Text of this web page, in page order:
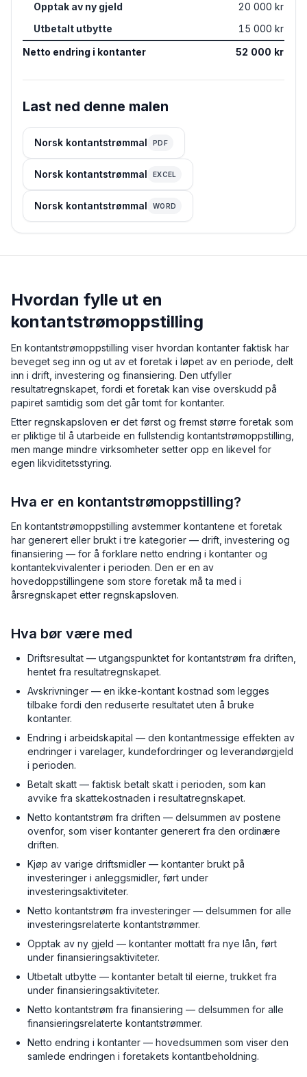
Opptak av ny gjeld
20 000 kr
Utbetalt utbytte
15 000 kr
Netto endring i kontanter
52 000 kr
Last ned denne malen
Norsk kontantstrømmal PDF
Norsk kontantstrømmal EXCEL
Norsk kontantstrømmal WORD
Hvordan fylle ut en
kontantstrømoppstilling
En kontantstrømoppstilling viser hvordan kontanter faktisk har
beveget seg inn og ut av et foretak i løpet av en periode, delt
inn i drift, investering og finansiering. Den utfyller
resultatregnskapet, fordi et foretak kan vise overskudd på
papiret samtidig som det går tomt for kontanter.
Etter regnskapsloven er det først og fremst større foretak som
er pliktige til å utarbeide en fullstendig kontantstrømoppstilling,
men mange mindre virksomheter setter opp en likevel for
egen likviditetsstyring.
Hva er en kontantstrømoppstilling?
En kontantstrømoppstilling avstemmer kontantene et foretak
har generert eller brukt i tre kategorier — drift, investering og
finansiering — for å forklare netto endring i kontanter og
kontantekvivalenter i perioden. Den er en av
hovedoppstillingene som store foretak må ta med i
årsregnskapet etter regnskapsloven.
Hva bør være med
Driftsresultat — utgangspunktet for kontantstrøm fra driften,
hentet fra resultatregnskapet.
Avskrivninger — en ikke-kontant kostnad som legges
tilbake fordi den reduserte resultatet uten å bruke
kontanter.
Endring i arbeidskapital — den kontantmessige effekten av
endringer i varelager, kundefordringer og leverandørgjeld
i perioden.
Betalt skatt — faktisk betalt skatt i perioden, som kan
avvike fra skattekostnaden i resultatregnskapet.
Netto kontantstrøm fra driften — delsummen av postene
ovenfor, som viser kontanter generert fra den ordinære
driften.
Kjøp av varige driftsmidler — kontanter brukt på
investeringer i anleggsmidler, ført under
investeringsaktiviteter.
Netto kontantstrøm fra investeringer — delsummen for alle
investeringsrelaterte kontantstrømmer.
Opptak av ny gjeld — kontanter mottatt fra nye lån, ført
under finansieringsaktiviteter.
Utbetalt utbytte — kontanter betalt til eierne, trukket fra
under finansieringsaktiviteter.
Netto kontantstrøm fra finansiering — delsummen for alle
finansieringsrelaterte kontantstrømmer.
Netto endring i kontanter — hovedsummen som viser den
samlede endringen i foretakets kontantbeholdning.